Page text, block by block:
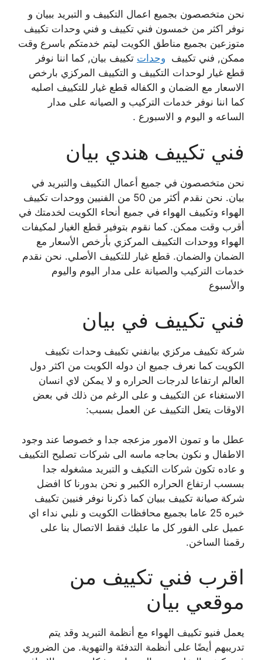
نحن متخصصون بجميع اعمال التكييف و التبريد ببيان و
نوفر اكثر من خمسون فني تكييف و فني وحدات تكييف
متوزعين بجميع مناطق الكويت ليتم خدمتكم باسرع وقت
ممكن, فني تكييف وحدات تكييف بيان, كما اننا نوفر
قطع غيار لوحدات التكييف و التكييف المركزي بارخص
الاسعار مع الضمان و الكفاله قطع غيار للتكييف اصليه
كما اننا نوفر خدمات التركيب و الصيانه على مدار
الساعه و اليوم و الاسبورع .
فني تكييف هندي بيان
نحن متخصصون في جميع أعمال التكييف والتبريد في
بيان. نحن نقدم أكثر من 50 من الفنيين ووحدات تكييف
الهواء وتكييف الهواء في جميع أنحاء الكويت لخدمتك في
أقرب وقت ممكن. كما نقوم بتوفير قطع الغيار لمكيفات
الهواء ووحدات التكييف المركزي بأرخص الأسعار مع
الضمان والضمان. قطع غيار للتكييف الأصلي. نحن نقدم
خدمات التركيب والصيانة على مدار اليوم واليوم
والأسبوع
فني تكييف في بيان
شركة تكييف مركزي بيانفني تكييف وحدات تكييف
الكويت كما نعرف جميع ان دوله الكويت من اكثر دول
العالم ارتفاعا لدرجات الحراره و لا يمكن لاي انسان
الاستغناء عن التكييف و على الرغم من ذلك في بعض
الاوقات يتعل التكييف عن العمل بسبب:
عطل ما و تمون الامور مزعجه جدا و خصوصا عند وجود
الاطفال و نكون بحاجه ماسه الى شركات تصليح التكييف
و عاده تكون شركات التكيف و التبريد مشغوله جدا
بسسب ارتفاع الحراره الكبير و نحن بدورنا كا افضل
شركة صيانة تكييف ببيان كما ذكرنا نوفر فنيين تكييف
خبره 25 عاما بجميع محافظات الكويت و نلبي نداء اي
عميل على الفور كل ما عليك فقط الاتصال بنا على
رقمنا الساخن.
اقرب فني تكييف من
موقعي بيان
يعمل فنيو تكييف الهواء مع أنظمة التبريد وقد يتم
تدريبهم أيضًا على أنظمة التدفئة والتهوية. من الضروري